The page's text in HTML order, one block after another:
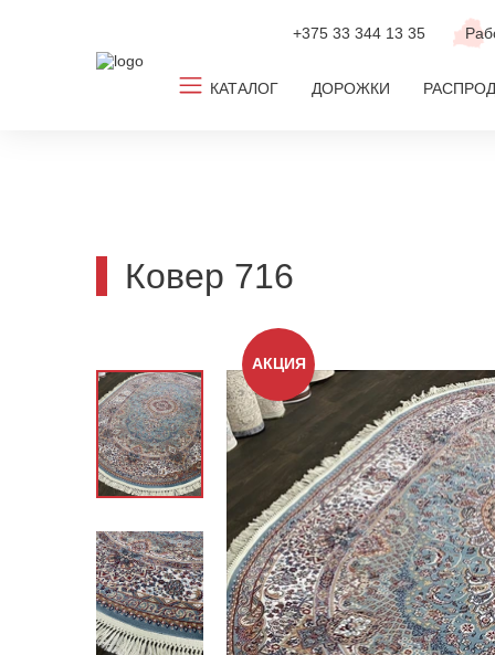
+375 33 344 13 35
КАТАЛОГ
По популярным размерам
По дизайну
По цвету
По комнате
По стране производства
По материалу
По форме
ДОРОЖКИ
Ковер 716
АКЦИЯ